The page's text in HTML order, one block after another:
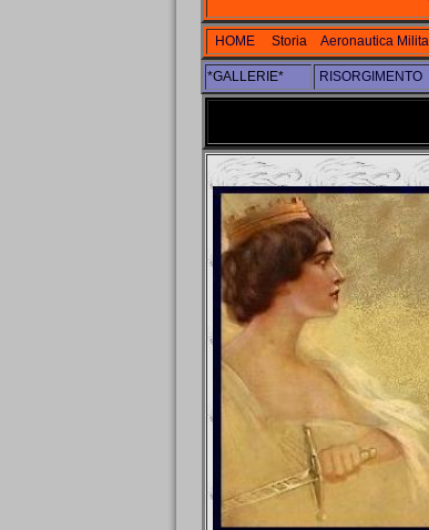
HOME Storia Aeronautica
*GALLERIE* RISORGIMENTO